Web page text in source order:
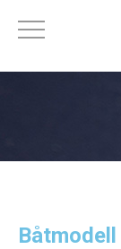
Båtmodell